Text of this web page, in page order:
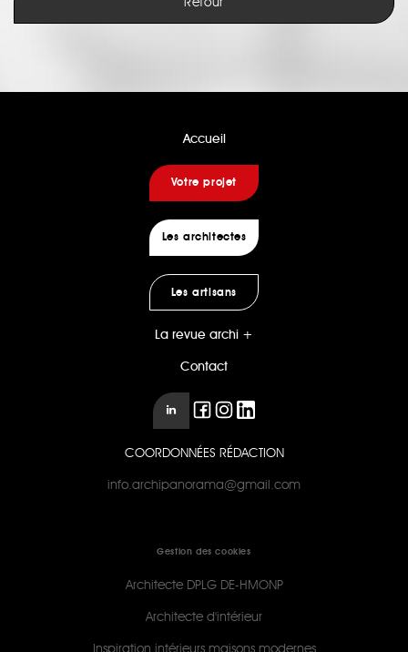
Retour
Accueil
Votre projet
Les architectes
Les artisans
La revue archi +
Contact
COORDONNÉES RÉDACTION
info.archipanorama@gmail.com
Gestion des cookies
Architecte DPLG DE-HMONP
Architecte d'intérieur
Inspiration intérieurs maisons modernes